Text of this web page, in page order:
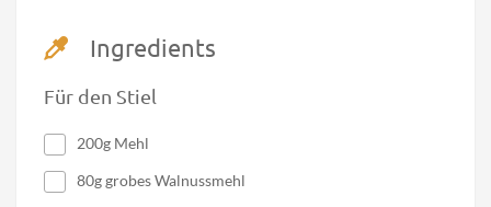
Ingredients
Für den Stiel
200g Mehl
80g grobes Walnussmehl